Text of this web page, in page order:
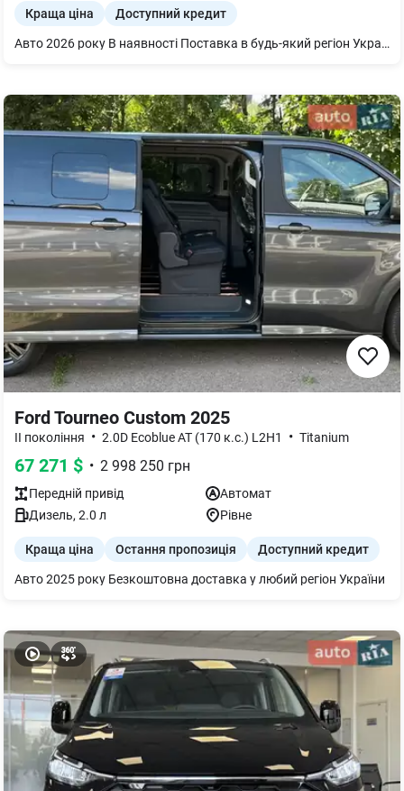
Краща ціна Доступний кредит
Авто 2026 року В наявності Поставка в будь-який регіон України Вигідні умови фінансування
Ford Tourneo Custom 2025
II покоління • 2.0D Ecoblue AT (170 к.с.) L2H1 • Titanium
67 271 $ • 2 998 250 грн
Передній привід
Автомат
Дизель, 2.0 л Рівне
Краща ціна Остання пропозиція Доступний кредит
Авто 2025 року Безкоштовна доставка у любий регіон України